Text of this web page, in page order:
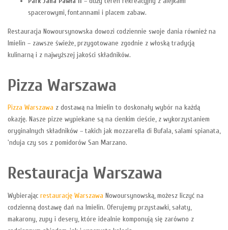
spacerowymi, fontannami i placem zabaw.
Restauracja Nowoursynowska dowozi codziennie swoje dania również na
Imielin – zawsze świeże, przygotowane zgodnie z włoską tradycją
kulinarną i z najwyższej jakości składników.
Pizza Warszawa
Pizza Warszawa z dostawą na Imielin to doskonały wybór na każdą
okazję. Nasze pizze wypiekane są na cienkim cieście, z wykorzystaniem
oryginalnych składników – takich jak mozzarella di Bufala, salami spianata,
'nduja czy sos z pomidorów San Marzano.
Restauracja Warszawa
Wybierając restaurację Warszawa Nowoursynowską, możesz liczyć na
codzienną dostawę dań na Imielin. Oferujemy przystawki, sałaty,
makarony, zupy i desery, które idealnie komponują się zarówno z